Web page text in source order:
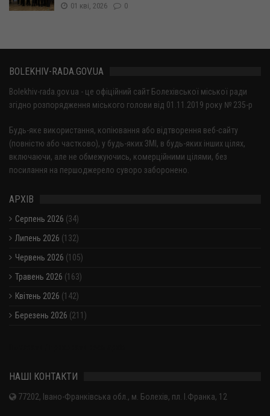
01 кві, 2026 0
BOLEKHIV-RADA.GOV.UA
Bolekhiv-rada.gov.ua - це офіційний сайт Болехівської міської ради
згідно розпорядження міського голови від 01.11.2019 року № 235-р
Будь-яке використання, копіювання або відтворення веб-сайту
(повністю або частково), у будь-яких ЗМІ, в будь-яких інших цілях,
включаючи, але не обмежуючись, комерційними цілями, без
посилання на першоджерело суворо заборонено.
АРХІВ
Серпень 2026 (34)
Липень 2026 (132)
Червень 2026 (105)
Травень 2026 (163)
Квітень 2026 (142)
Березень 2026 (211)
НАШІ КОНТАКТИ
77202, Івано-Франківська обл., м. Болехів, пл. І.Франка, 12